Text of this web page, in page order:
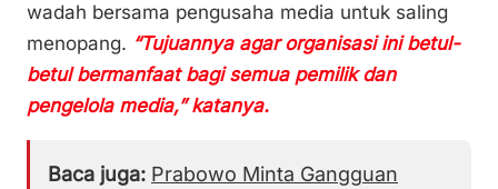
wadah bersama pengusaha media untuk saling
menopang. “Tujuannya agar organisasi ini betul-
betul bermanfaat bagi semua pemilik dan
pengelola media,” katanya.
Baca juga: Prabowo Minta Gangguan